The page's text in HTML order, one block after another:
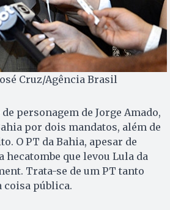
Cruz/Agência Brasil
personagem de Jorge Amado,
por dois mandatos, além de
O PT da Bahia, apesar de
hecatombe que levou Lula da
Trata-se de um PT tanto
coisa pública.